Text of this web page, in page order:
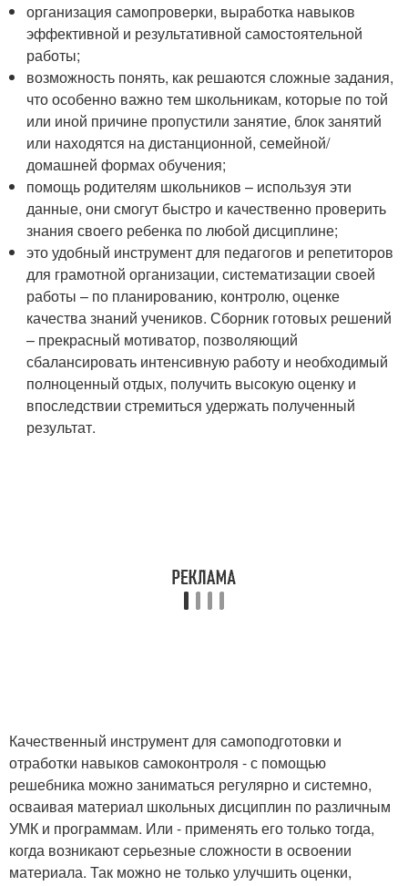
организация самопроверки, выработка навыков
эффективной и результативной самостоятельной
работы;
возможность понять, как решаются сложные задания,
что особенно важно тем школьникам, которые по той
или иной причине пропустили занятие, блок занятий
или находятся на дистанционной, семейной/
домашней формах обучения;
помощь родителям школьников – используя эти
данные, они смогут быстро и качественно проверить
знания своего ребенка по любой дисциплине;
это удобный инструмент для педагогов и репетиторов
для грамотной организации, систематизации своей
работы – по планированию, контролю, оценке
качества знаний учеников. Сборник готовых решений
– прекрасный мотиватор, позволяющий
сбалансировать интенсивную работу и необходимый
полноценный отдых, получить высокую оценку и
впоследствии стремиться удержать полученный
результат.
Качественный инструмент для самоподготовки и
отработки навыков самоконтроля - с помощью
решебника можно заниматься регулярно и системно,
осваивая материал школьных дисциплин по различным
УМК и программам. Или - применять его только тогда,
когда возникают серьезные сложности в освоении
материала. Так можно не только улучшить оценки,